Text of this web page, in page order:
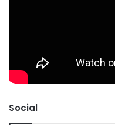
Social